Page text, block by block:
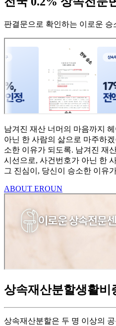
판결문으로 확인하는 이로운 승
남겨진 재산 너머의 마음까지
아닌 한 사람의 삶으로 마주하
소한 이유가 되도록. 남겨진 재
시선으로, 사건번호가 아닌 한
그 진심이, 당신이 승소한 이유
ABOUT EROUN
상속재산분할생활비
상속재산분할은 두 명 이상의